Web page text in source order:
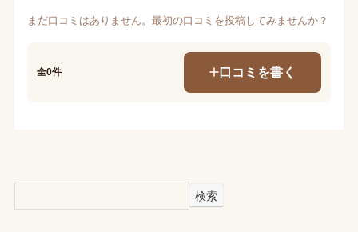
まだ口コミはありません。最初の口コミを投稿してみませんか？
全0件 口コミを書く
検索